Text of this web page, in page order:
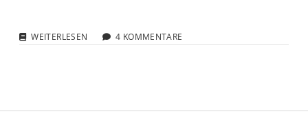
WEITERLESEN AUSGEROOTET
4 KOMMENTARE